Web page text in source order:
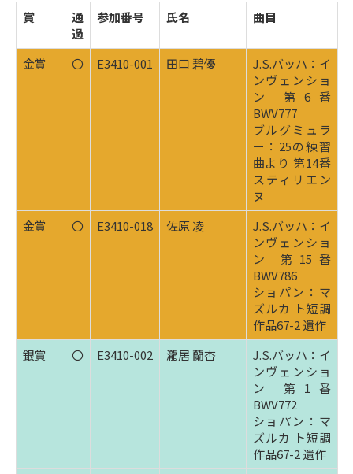
賞
通
過
参加番号 氏名 曲目
金賞 〇 E3410-001 田口 碧優
J.S.バッハ：イ
ンヴェンショ
ン 第6番
BWV777
ブルグミュラ
ー：25の練習
曲より 第14番
スティリエン
ヌ
金賞
〇 E3410-018 佐原 凌
J.S.バッハ：イ
ンヴェンショ
ン 第15番
BWV786
ショパン：マ
ズルカ ト短調
作品67-2 遺作
銀賞
〇 E3410-002 瀧居 蘭杏
J.S.バッハ：イ
ンヴェンショ
ン 第1番
BWV772
ショパン：マ
ズルカ ト短調
作品67-2 遺作